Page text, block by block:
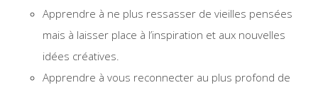
Apprendre à ne plus ressasser de vieilles pensées
mais à laisser place à l’inspiration et aux nouvelles
idées créatives.
Apprendre à vous reconnecter au plus profond de